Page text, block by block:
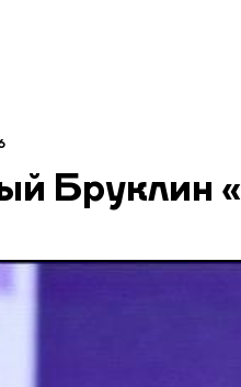
Бруклин